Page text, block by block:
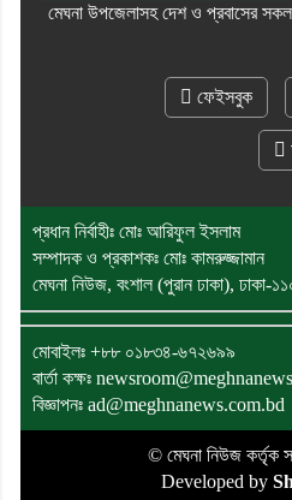
মেঘনা উপজেলাসহ দেশ ও প্রবাসের
ফেইসবুক
প্রধান নির্বাহীঃ মোঃ আরিফুল ইসলাম
সম্পাদক ও প্রকাশকঃ মোঃ কামরুজ্জামান
মেঘনা নিউজ, বংশাল (পুরান ঢাকা), ঢাকা-
মোবাইলঃ +৮৮ ০১৮৩৪-৬৭২৬৯৯
বার্তা কক্ষঃ
বিজ্ঞাপনঃ ad@meghnanews.com.bd
© মেঘনা নিউজ কর্তৃক
Developed by